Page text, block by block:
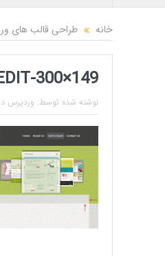
خانه طراحی قالب های
300×149
نوشته شده توسط: وردپرس